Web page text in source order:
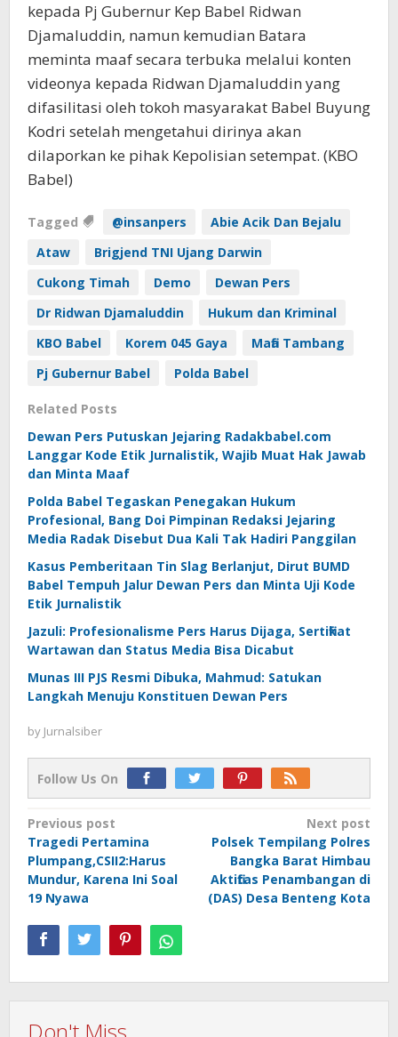
kepada Pj Gubernur Kep Babel Ridwan
Djamaluddin, namun kemudian Batara
meminta maaf secara terbuka melalui konten
videonya kepada Ridwan Djamaluddin yang
difasilitasi oleh tokoh masyarakat Babel Buyung
Kodri setelah mengetahui dirinya akan
dilaporkan ke pihak Kepolisian setempat. (KBO
Babel)
Tagged @insanpers
Abie Acik Dan Bejalu
Ataw
Brigjend TNI Ujang Darwin
Cukong Timah
Demo
Dewan Pers
Dr Ridwan Djamaluddin
Hukum dan Kriminal
KBO Babel
Korem 045 Gaya
Mafia Tambang
Pj Gubernur Babel
Polda Babel
Related Posts
Dewan Pers Putuskan Jejaring Radakbabel.com
Langgar Kode Etik Jurnalistik, Wajib Muat Hak Jawab
dan Minta Maaf
Polda Babel Tegaskan Penegakan Hukum
Profesional, Bang Doi Pimpinan Redaksi Jejaring
Media Radak Disebut Dua Kali Tak Hadiri Panggilan
Kasus Pemberitaan Tin Slag Berlanjut, Dirut BUMD
Babel Tempuh Jalur Dewan Pers dan Minta Uji Kode
Etik Jurnalistik
Jazuli: Profesionalisme Pers Harus Dijaga, Sertifikat
Wartawan dan Status Media Bisa Dicabut
Munas III PJS Resmi Dibuka, Mahmud: Satukan
Langkah Menuju Konstituen Dewan Pers
by Jurnalsiber
Follow Us On
Post
navigation
Previous post
Tragedi Pertamina
Plumpang,CSII2:Harus
Mundur, Karena Ini Soal
19 Nyawa
Next post
Polsek Tempilang Polres
Bangka Barat Himbau
Aktifitas Penambangan di
(DAS) Desa Benteng Kota